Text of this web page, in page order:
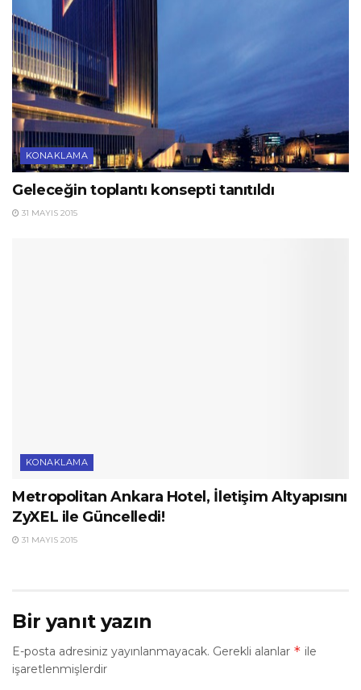
KONAKLAMA
Geleceğin toplantı konsepti tanıtıldı
31 MAYIS 2015
KONAKLAMA
Metropolitan Ankara Hotel, İletişim Altyapısını
ZyXEL ile Güncelledi!
31 MAYIS 2015
Bir yanıt yazın
E-posta adresiniz yayınlanmayacak. Gerekli alanlar * ile
işaretlenmişlerdir